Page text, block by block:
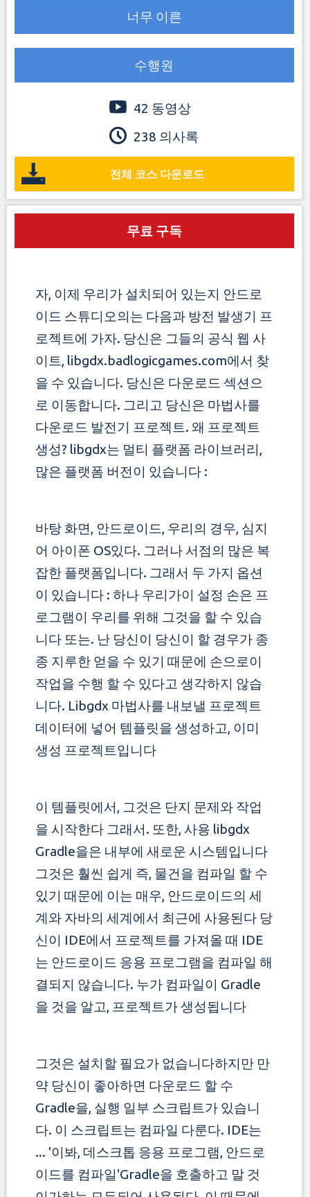
너무 이른
수행원
42 동영상
238 의사록
전체 코스 다운로드
무료 구독
자, 이제 우리가 설치되어 있는지 안드로
이드 스튜디오의는 다음과 방전 발생기 프
로젝트에 가자. 당신은 그들의 공식 웹 사
이트, libgdx.badlogicgames.com에서 찾
을 수 있습니다. 당신은 다운로드 섹션으
로 이동합니다. 그리고 당신은 마법사를
다운로드 발전기 프로젝트. 왜 프로젝트
생성? libgdx는 멀티 플랫폼 라이브러리,
많은 플랫폼 버전이 있습니다 :
바탕 화면, 안드로이드, 우리의 경우, 심지
어 아이폰 OS있다. 그러나 서점의 많은 복
잡한 플랫폼입니다. 그래서 두 가지 옵션
이 있습니다 : 하나 우리가이 설정 손은 프
로그램이 우리를 위해 그것을 할 수 있습
니다 또는. 난 당신이 당신이 할 경우가 종
종 지루한 얻을 수 있기 때문에 손으로이
작업을 수행 할 수 있다고 생각하지 않습
니다. Libgdx 마법사를 내보낼 프로젝트
데이터에 넣어 템플릿을 생성하고, 이미
생성 프로젝트입니다
이 템플릿에서, 그것은 단지 문제와 작업
을 시작한다 그래서. 또한, 사용 libgdx
Gradle을은 내부에 새로운 시스템입니다
그것은 훨씬 쉽게 즉, 물건을 컴파일 할 수
있기 때문에 이는 매우, 안드로이드의 세
계와 자바의 세계에서 최근에 사용된다 당
신이 IDE에서 프로젝트를 가져올 때 IDE
는 안드로이드 응용 프로그램을 컴파일 해
결되지 않습니다. 누가 컴파일이 Gradle
을 것을 알고, 프로젝트가 생성됩니다
그것은 설치할 필요가 없습니다하지만 만
약 당신이 좋아하면 다운로드 할 수
Gradle을, 실행 일부 스크립트가 있습니
다. 이 스크립트는 컴파일 다룬다. IDE는
... '이봐, 데스크톱 응용 프로그램, 안드로
이드를 컴파일'Gradle을 호출하고 말 것